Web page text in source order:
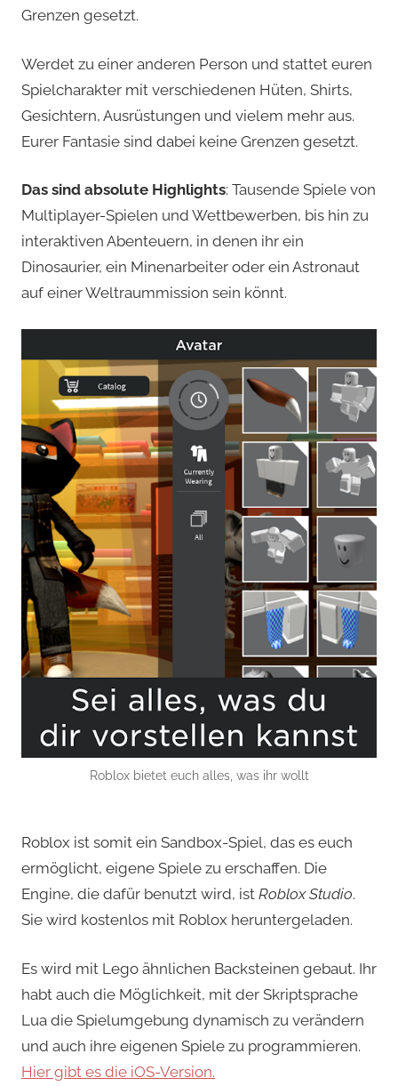
Grenzen gesetzt.
Werdet zu einer anderen Person und stattet euren
Spielcharakter mit verschiedenen Hüten, Shirts,
Gesichtern, Ausrüstungen und vielem mehr aus.
Eurer Fantasie sind dabei keine Grenzen gesetzt.
Das sind absolute Highlights: Tausende Spiele von
Multiplayer-Spielen und Wettbewerben, bis hin zu
interaktiven Abenteuern, in denen ihr ein
Dinosaurier, ein Minenarbeiter oder ein Astronaut
auf einer Weltraummission sein könnt.
Roblox bietet euch alles, was ihr wollt
Roblox ist somit ein Sandbox-Spiel, das es euch
ermöglicht, eigene Spiele zu erschaffen. Die
Engine, die dafür benutzt wird, ist Roblox Studio.
Sie wird kostenlos mit Roblox heruntergeladen.
Es wird mit Lego ähnlichen Backsteinen gebaut. Ihr
habt auch die Möglichkeit, mit der Skriptsprache
Lua die Spielumgebung dynamisch zu verändern
und auch ihre eigenen Spiele zu programmieren.
Hier gibt es die iOS-Version.